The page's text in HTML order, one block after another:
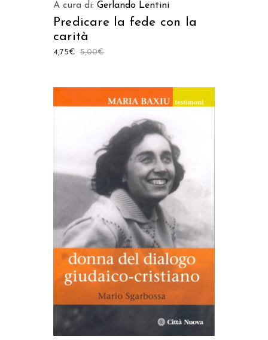
A cura di: Gerlando Lentini
Predicare la fede con la
carità
5,00€
4,75€
AGGIUNGI AL CARRELLO